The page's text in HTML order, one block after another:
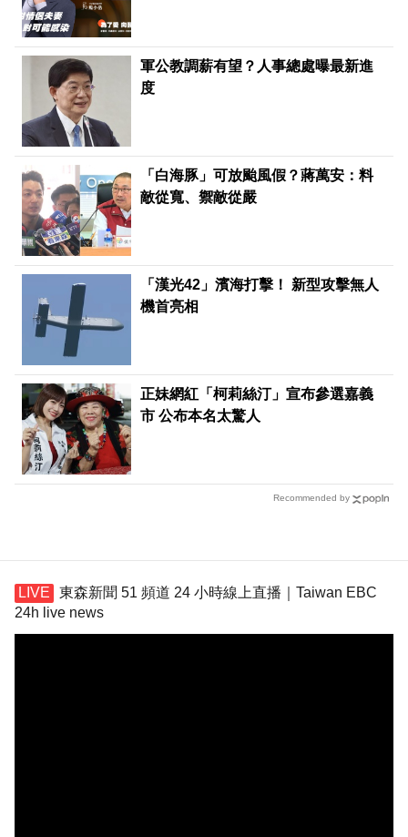
軍公教調薪有望？人事總處曝最新進
度
「白海豚」可放颱風假？蔣萬安：料
敵從寬、禦敵從嚴
「漢光42」濱海打擊！ 新型攻擊無人
機首亮相
正妹網紅「柯莉絲汀」宣布參選嘉義
市 公布本名太驚人
Recommended by
東森新聞 51 頻道 24 小時線上直播｜Taiwan EBC
24h live news